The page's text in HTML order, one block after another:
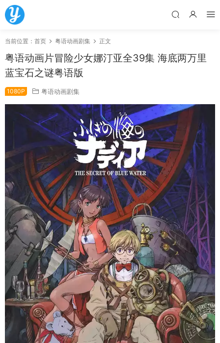
当前位置： 首页 粤语动画剧集 正文
粤语动画片冒险少女娜汀亚全39集 海底两万里
蓝宝石之谜粤语版
1080P 粤语动画剧集